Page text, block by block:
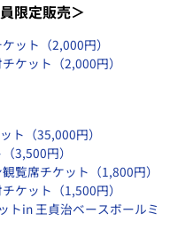
限定販売＞
ット（2,000円）
ケット（2,000円）
ト（35,000円）
3,500円）
覧席チケット（1,800円）
ケット（1,500円）
トin 王貞治ベースボールミ